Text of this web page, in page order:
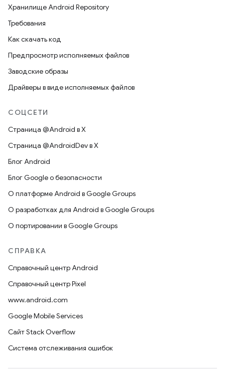
Хранилище Android Repository
Требования
Как скачать код
Предпросмотр исполняемых файлов
Заводские образы
Драйверы в виде исполняемых файлов
СОЦСЕТИ
Страница @Android в X
Страница @AndroidDev в X
Блог Android
Блог Google о безопасности
О платформе Android в Google Groups
О разработках для Android в Google Groups
О портировании в Google Groups
СПРАВКА
Справочный центр Android
Справочный центр Pixel
www.android.com
Google Mobile Services
Сайт Stack Overflow
Система отслеживания ошибок